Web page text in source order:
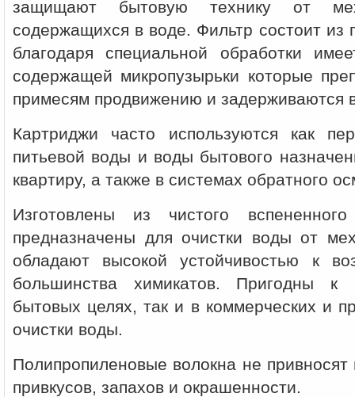
защищают бытовую технику от
содержащихся в воде. Фильтр состоит из
благодаря специальной обработки
содержащей микропузырьки которые
примесям продвижению и задерживаются
Картриджи часто используются как
питьевой воды и воды бытового
квартиру, а также в системах обратного
Изготовлены из чистого
предназначены для очистки воды от
обладают высокой устойчивостью к
большинства химикатов. Пригодны к
бытовых целях, так и в коммерческих и
очистки воды.
Полипропиленовые волокна не
привкусов, запахов и окрашенности.